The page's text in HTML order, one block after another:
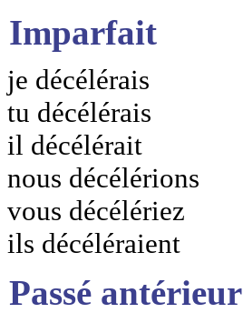
Imparfait
je décélérais
tu décélérais
il décélérait
nous décélérions
vous décélériez
ils décéléraient
Passé antérieur